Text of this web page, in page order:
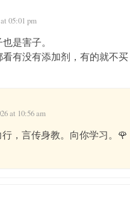
05:01 pm
是害子。
有没有添加剂，有的就不
at 10:56 am
，言传身教。向你学习。🌹